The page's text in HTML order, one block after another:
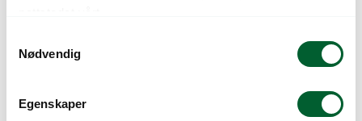
Nødvendig
Egenskaper
P.FRØ GULROT